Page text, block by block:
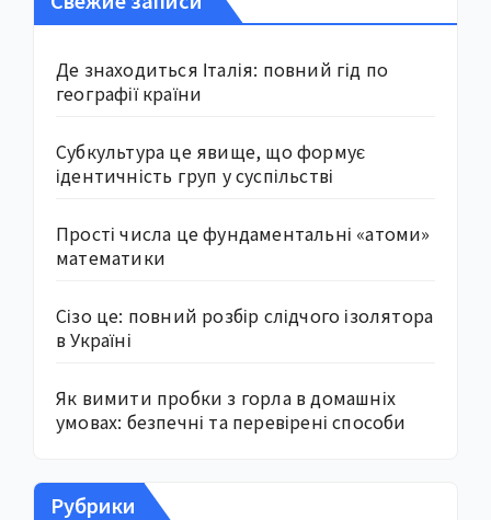
Де знаходиться Італія: повний гід по
географії країни
Субкультура це явище, що формує
ідентичність груп у суспільстві
Прості числа це фундаментальні «атоми»
математики
Сізо це: повний розбір слідчого ізолятора
в Україні
Як вимити пробки з горла в домашніх
умовах: безпечні та перевірені способи
Рубрики